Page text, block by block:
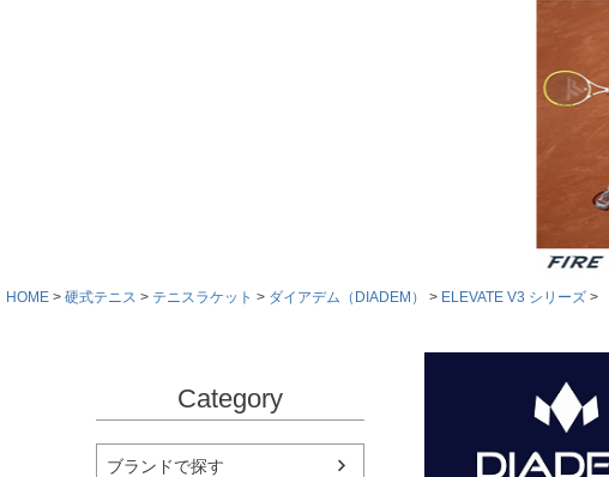
HOME 硬式テニス テニスラケット ダイアデム（DIADEM） ELEVATE V3 シリーズ
Category
ブランドで探す